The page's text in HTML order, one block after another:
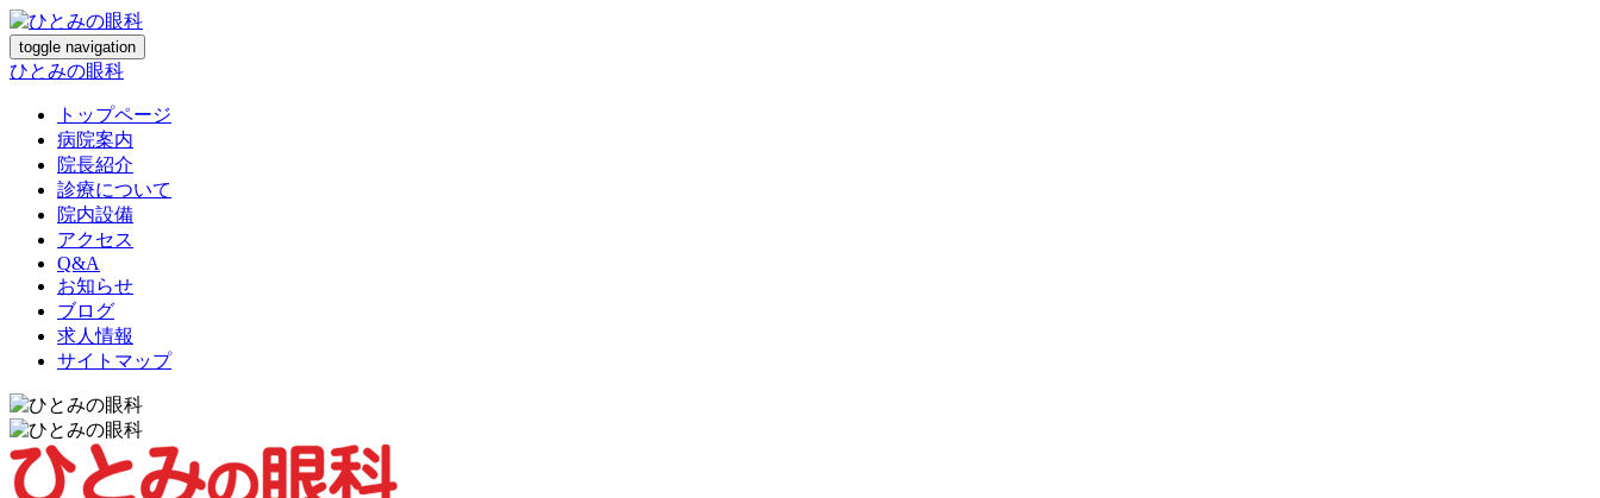
toggle navigation
ひとみの眼科
トップページ
病院案内
院長紹介
診療について
院内設備
アクセス
Q&A
お知らせ
ブログ
求人情報
サイトマップ